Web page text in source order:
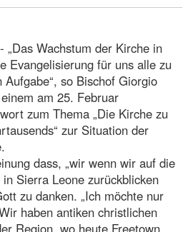
„Das Wachstum der Kirche in
Evangelisierung für uns alle zu
so Bischof Giorgio
am 25. Februar
zum Thema „Die Kirche zu
zur Situation der
dass, „wir wenn wir auf die
Sierra Leone zurückblicken
zu danken. „Ich möchte nur
haben antiken christlichen
Region, wo heute Freetown